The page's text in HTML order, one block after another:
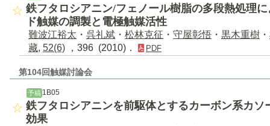
鉄フタロシアニン/フェノール樹脂の多段熱処理
ド触媒の調製と電極触媒活性
難波江裕太 ・ 呉礼斌 ・ 松林克征 ・ 守屋彰悟 ・ 黒木重樹 ・
藏, 52(6) ，396 (2010)． PDF
第104回触媒討論会
予稿 1B05
鉄フタロシアニンを前駆体とするカーボン系カソ
効果